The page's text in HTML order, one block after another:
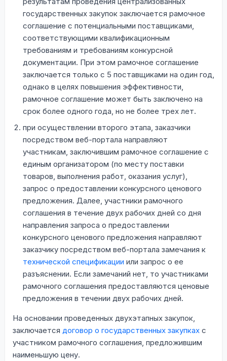
государственных закупок заключается рамочное
соглашение с потенциальными поставщиками,
соответствующими квалификационным
требованиям и требованиям конкурсной
документации. При этом рамочное соглашение
заключается только с 5 поставщиками на один год,
однако в целях повышения эффективности,
рамочное соглашение может быть заключено на
срок более одного года, но не более трех лет.
при осуществлении второго этапа, заказчики
посредством веб-портала направляют
участникам, заключившим рамочное соглашение с
единым организатором (по месту поставки
товаров, выполнения работ, оказания услуг),
запрос о предоставлении конкурсного ценового
предложения. Далее, участники рамочного
соглашения в течение двух рабочих дней со дня
направления запроса о предоставлении
конкурсного ценового предложения направляют
заказчику посредством веб-портала замечания к
технической спецификации или запрос о ее
разъяснении. Если замечаний нет, то участниками
рамочного соглашения предоставляются ценовые
предложения в течении двух рабочих дней.
На основании проведенных двухэтапных закупок,
заключается договор о государственных закупках с
участником рамочного соглашения, предложившим
наименьшую цену.